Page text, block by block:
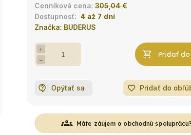
Značka: BUDERUS
305,04 €
4 až 7 dní
+
−
Pridať
Opýtať sa favorite_border Pridať do
groups Máte záujem o obchodnú spoluprácu?